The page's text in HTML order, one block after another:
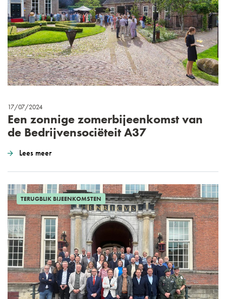
17/07/2024
Een zonnige zomerbijeenkomst van
de Bedrijvensociëteit A37
Lees meer
TERUGBLIK BIJEENKOMSTEN